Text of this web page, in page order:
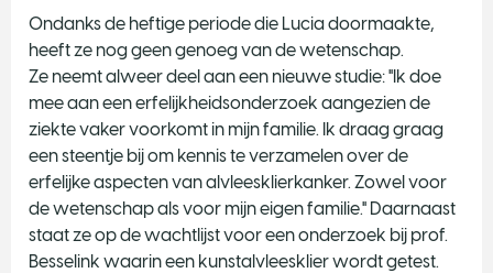
Ondanks de heftige periode die Lucia doormaakte,
heeft ze nog geen genoeg van de wetenschap.
Ze neemt alweer deel aan een nieuwe studie: "Ik doe
mee aan een erfelijkheidsonderzoek aangezien de
ziekte vaker voorkomt in mijn familie. Ik draag graag
een steentje bij om kennis te verzamelen over de
erfelijke aspecten van alvleesklierkanker. Zowel voor
de wetenschap als voor mijn eigen familie." Daarnaast
staat ze op de wachtlijst voor een onderzoek bij prof.
Besselink waarin een kunstalvleesklier wordt getest.